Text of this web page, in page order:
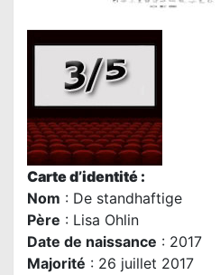
Carte d’identité :
Nom : De standhaftige
Père : Lisa Ohlin
Date de naissance : 2017
Majorité : 26 juillet 2017